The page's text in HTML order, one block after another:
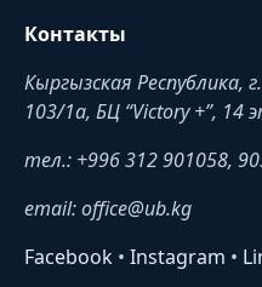
Контакты
Кыргызская Республика,
103/1a, БЦ “Victory +”, 14
тел.: +996 312 901058,
email: office@ub.kg
Facebook • Instagram •